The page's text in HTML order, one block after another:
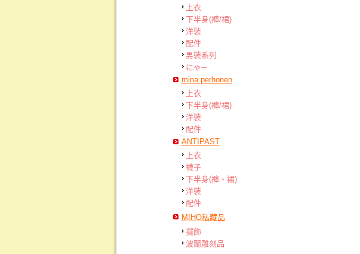
上衣
下半身(褲/裙)
洋裝
配件
男裝系列
にゃ─
mina perhonen
上衣
下半身(褲/裙)
洋裝
配件
ANTIPAST
上衣
襪子
下半身(褲、裙)
洋裝
配件
MIHO私藏品
擺飾
波蘭雕刻品